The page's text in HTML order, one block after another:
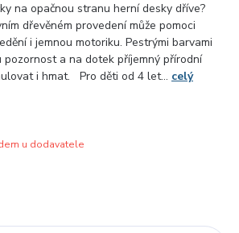
na opačnou stranu herní desky dříve?
dřevěném provedení může pomoci
i jemnou motoriku. Pestrými barvami
pozornost a na dotek příjemný přírodní
i hmat. Pro děti od 4 let... celý
u dodavatele